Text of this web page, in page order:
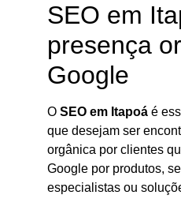
SEO em
presença
Google
O SEO em Itapoá é
que desejam ser
orgânica por clientes
Google por produtos,
especialistas ou